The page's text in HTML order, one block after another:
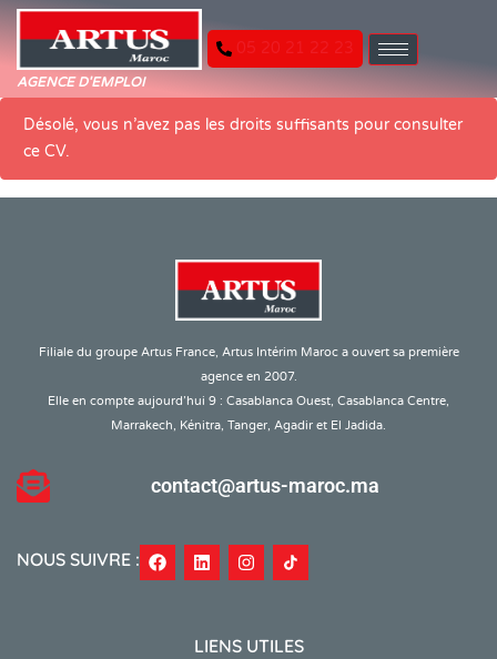
AGENCE D'EMPLOI
05 20 21 22 23
Désolé, vous n’avez pas les droits suffisants pour consulter
ce CV.
Filiale du groupe Artus France, Artus Intérim Maroc a ouvert sa première
agence en 2007.
Elle en compte aujourd’hui 9 : Casablanca Ouest, Casablanca Centre,
Marrakech, Kénitra, Tanger, Agadir et El Jadida.
contact@artus-maroc.ma
NOUS SUIVRE :
LIENS UTILES